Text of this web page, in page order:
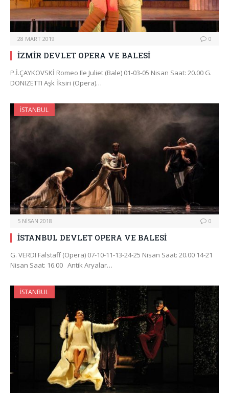
28 MART 2019 0
İZMİR DEVLET OPERA VE BALESİ
P.İ.ÇAYKOVSKİ Romeo Ile Juliet (Bale) 01-03-05 Nisan Saat: 20.00 G.
DONIZETTI Aşk İksiri (Opera)…
İSTANBUL
5 NISAN 2018 0
İSTANBUL DEVLET OPERA VE BALESİ
G. VERDI Falstaff (Opera) 07-10-11-13-24-25 Nisan Saat: 20.00 14-21
Nisan Saat: 16.00 Antik Aryalar…
İSTANBUL